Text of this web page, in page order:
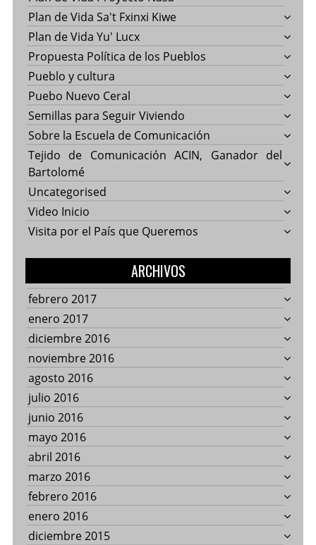
Plan de Vida Sa't Fxinxi Kiwe
Plan de Vida Yu' Lucx
Propuesta Política de los Pueblos
Pueblo y cultura
Puebo Nuevo Ceral
Semillas para Seguir Viviendo
Sobre la Escuela de Comunicación
Tejido de Comunicación ACIN, Ganador del
Bartolomé
Uncategorised
Video Inicio
Visita por el País que Queremos
ARCHIVOS
febrero 2017
enero 2017
diciembre 2016
noviembre 2016
agosto 2016
julio 2016
junio 2016
mayo 2016
abril 2016
marzo 2016
febrero 2016
enero 2016
diciembre 2015